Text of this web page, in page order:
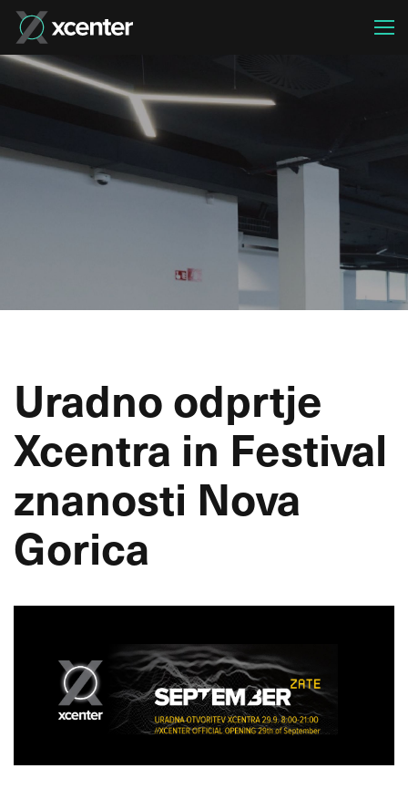
Uradno odprtje
Xcentra in Festival
znanosti Nova
Gorica